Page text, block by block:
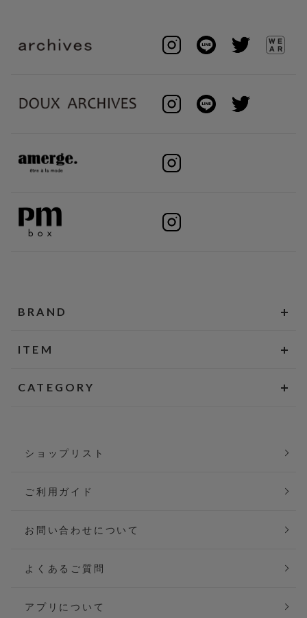
BRAND
ITEM
CATEGORY
ショップリスト
ご利用ガイド
お問い合わせについて
よくあるご質問
アプリについて